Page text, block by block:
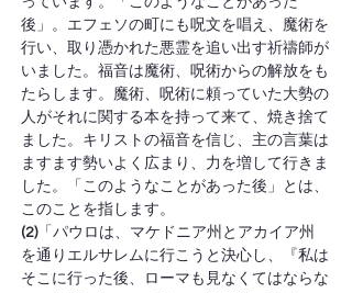
後」。エフェソの町にも呪文を唱え、魔術を
行い、取り憑かれた悪霊を追い出す祈禱師が
いました。福音は魔術、呪術からの解放をも
たらします。魔術、呪術に頼っていた大勢の
人がそれに関する本を持って来て、焼き捨て
ました。キリストの福音を信じ、主の言葉は
ますます勢いよく広まり、力を増して行きま
した。「このようなことがあった後」とは、
このことを指します。
(2)「パウロは、マケドニア州とアカイア州
を通りエルサレムに行こうと決心し、『私は
そこに行った後、ローマも見なくてはならな